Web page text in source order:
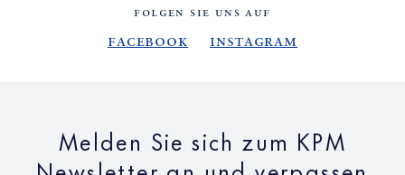
FOLGEN SIE UNS AUF
Facebook Instagram
Melden Sie sich zum KPM